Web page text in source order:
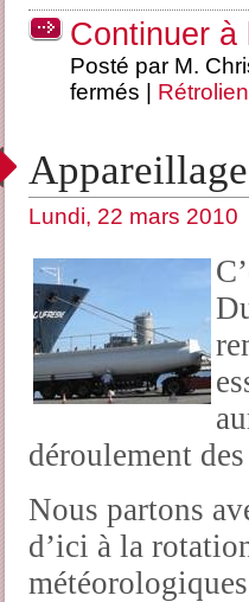
Continuer à
Posté par M.
fermés
Lundi, 22 mars 2010
déroulement
Nous partons
d’ici à la